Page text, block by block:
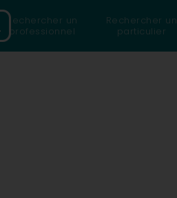
Rechercher un
professionnel
Rechercher un
particulier